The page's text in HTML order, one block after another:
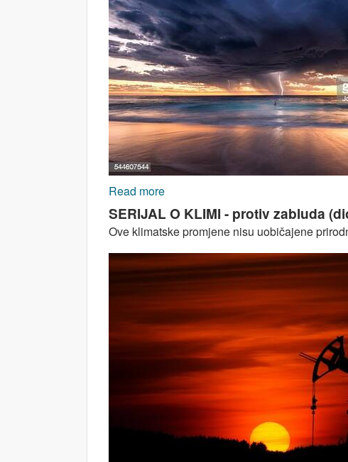
Read more
SERIJAL O KLIMI - protiv zabluda
Ove klimatske promjene nisu uobičajene